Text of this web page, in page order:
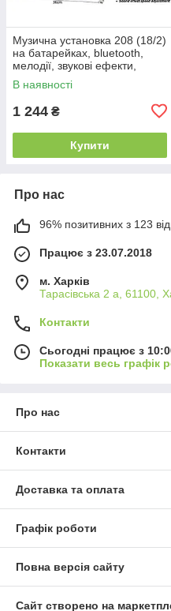
Музична установка 208 (18/2)
на батарейках, bluetooth,
мелодії, звукові ефекти,
запис, підсвічування,
інтерактивні ігри, мікрофон,
В наявності
1 244 ₴
Купити
Про нас
96% позитивних з 123
Працює з 23.07.2018
м. Харків
Тарасівська 2 а, 61100,
Контакти
Сьогодні працює з
Показати весь графік
Про нас
Контакти
Доставка та оплата
Графік роботи
Повна версія сайту
Сайт створено на